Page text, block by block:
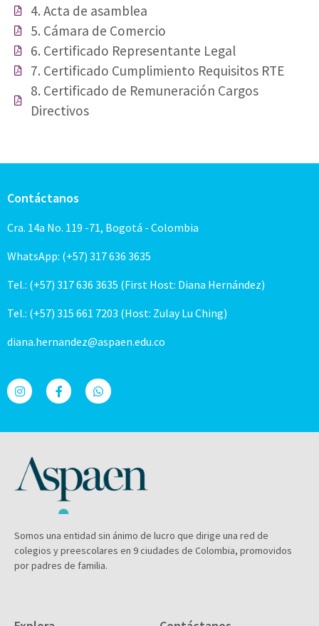
4. Acta de asamblea
5. Cámara de Comercio
6. Certificado Representante Legal
7. Certificado Cumplimiento Requisitos RTE
8. Certificado de Remuneración Cargos
Directivos
Contáctanos
Cra. 14a No. 119 -71, Bogotá - Colombia
WhatsApp: (+57) 317 636 3635
Tel.: (+57) 317 636 3635 (First Host: Diana Hernández)
Tel.: (+57) 315 661 7203 (Host: Zulay Lu Ching)
diana.hernandez@aspaen.edu.co
Somos una entidad sin ánimo de lucro que dirige una red de
colegios y preescolares en 9 ciudades de Colombia, promovidos
por padres de familia.